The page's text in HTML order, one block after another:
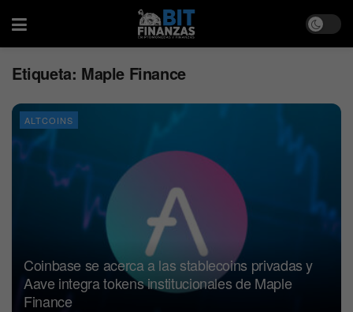
Etiqueta: Maple Finance
ALTCOINS
Coinbase se acerca a las stablecoins privadas y
Aave integra tokens institucionales de Maple
Finance